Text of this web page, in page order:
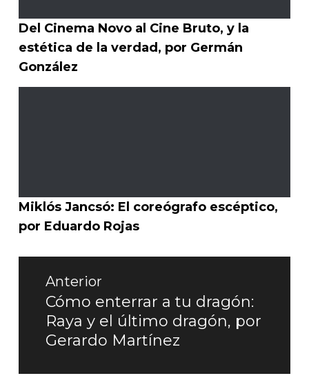
Del Cinema Novo al Cine Bruto, y la
estética de la verdad, por Germán
González
Miklós Jancsó: El coreógrafo escéptico,
por Eduardo Rojas
Navegación
entradas
Anterior
Entrada
anterior:
Cómo enterrar a tu dragón:
Raya y el último dragón, por
Gerardo Martínez